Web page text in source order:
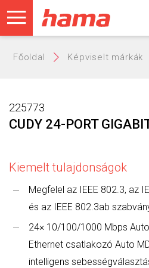
Főoldal Képviselt márkák
225773
CUDY 24-PORT
Kiemelt tulajdonságok
Megfelel az IEEE 802.3, az
és az IEEE 802.3ab
24× 10/100/1000 Mbps
Ethernet csatlakozó Auto
intelligens